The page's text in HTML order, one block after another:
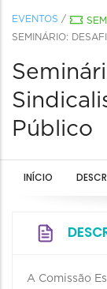
EVENTOS /
SEMINÁRIO:
Público
INÍCIO
A Comissão